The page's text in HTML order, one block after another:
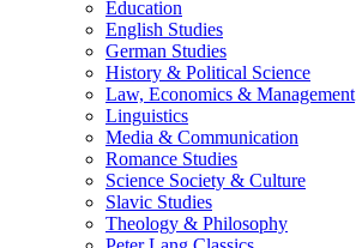
Education
English Studies
German Studies
History & Political Science
Law, Economics & Management
Linguistics
Media & Communication
Romance Studies
Science Society & Culture
Slavic Studies
Theology & Philosophy